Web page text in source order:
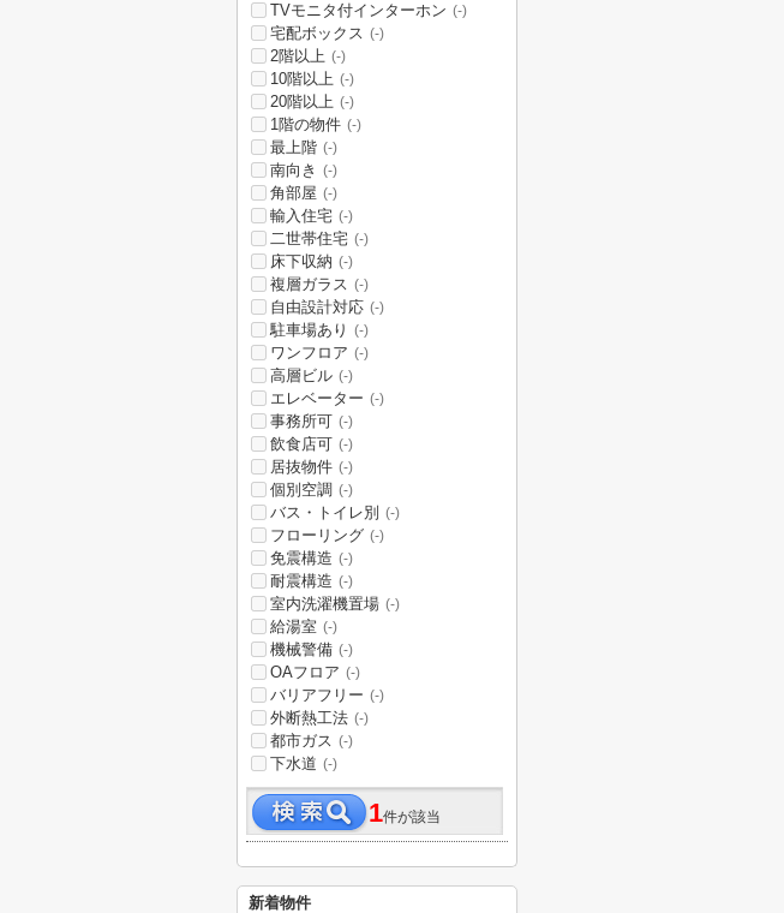
TVモニタ付インターホン (-)
宅配ボックス (-)
2階以上 (-)
10階以上 (-)
20階以上 (-)
1階の物件 (-)
最上階 (-)
南向き (-)
角部屋 (-)
輸入住宅 (-)
二世帯住宅 (-)
床下収納 (-)
複層ガラス (-)
自由設計対応 (-)
駐車場あり (-)
ワンフロア (-)
高層ビル (-)
エレベーター (-)
事務所可 (-)
飲食店可 (-)
居抜物件 (-)
個別空調 (-)
バス・トイレ別 (-)
フローリング (-)
免震構造 (-)
耐震構造 (-)
室内洗濯機置場 (-)
給湯室 (-)
機械警備 (-)
OAフロア (-)
バリアフリー (-)
外断熱工法 (-)
都市ガス (-)
下水道 (-)
1件が該当
新着物件